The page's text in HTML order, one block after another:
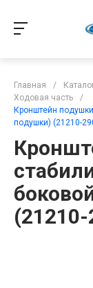
Главная /
Ходовая часть
/
Кронштейн
подушки) (21210-